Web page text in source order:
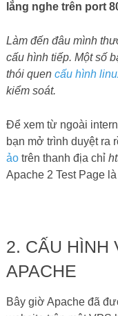
lắng nghe trên port
Làm đến đâu mình
cấu hình tiếp. Một số
thói quen cấu hình
kiểm soát.
Để xem từ ngoài
bạn mở trình duyệt ra
ảotrên thanh địa chỉ
Apache 2 Test Page
2. CẤU HÌNH
APACHE
Bây giờ Apache đã